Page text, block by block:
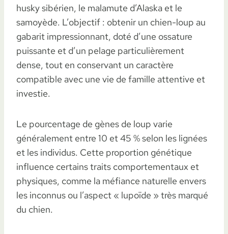
husky sibérien, le malamute d’Alaska et le
samoyède. L’objectif : obtenir un chien-loup au
gabarit impressionnant, doté d’une ossature
puissante et d’un pelage particulièrement
dense, tout en conservant un caractère
compatible avec une vie de famille attentive et
investie.
Le pourcentage de gènes de loup varie
généralement entre 10 et 45 % selon les lignées
et les individus. Cette proportion génétique
influence certains traits comportementaux et
physiques, comme la méfiance naturelle envers
les inconnus ou l’aspect « lupoïde » très marqué
du chien.